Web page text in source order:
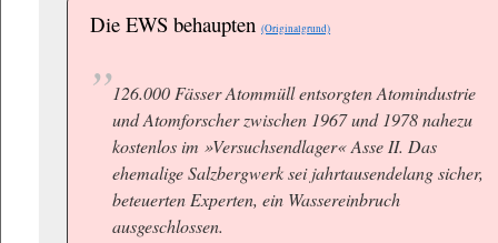
Die EWS behaupten(Originalgrund)
126.000 Fässer Atommüll entsorgten Atomindustrie
und Atomforscher zwischen 1967 und 1978 nahezu
kostenlos im »Versuchsendlager« Asse II. Das
ehemalige Salzbergwerk sei jahrtausendelang sicher,
beteuerten Experten, ein Wassereinbruch
ausgeschlossen.